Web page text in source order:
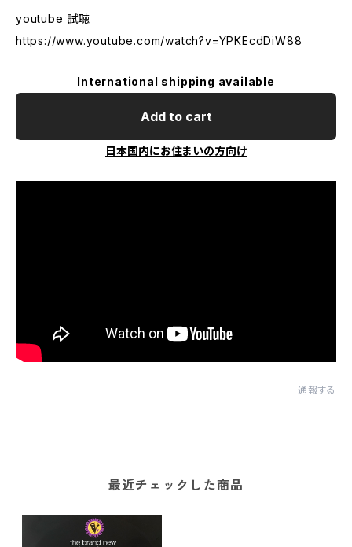
youtube 試聴
https://www.youtube.com/watch?v=YPKEcdDiW88
International shipping available
Add to cart
日本国内にお住まいの方向け
通報する
最近チェックした商品